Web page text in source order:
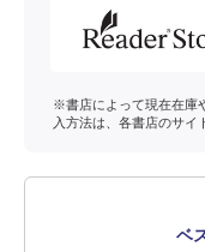
※書店によって現在在庫
入方法は、各書店のサイ
ベ